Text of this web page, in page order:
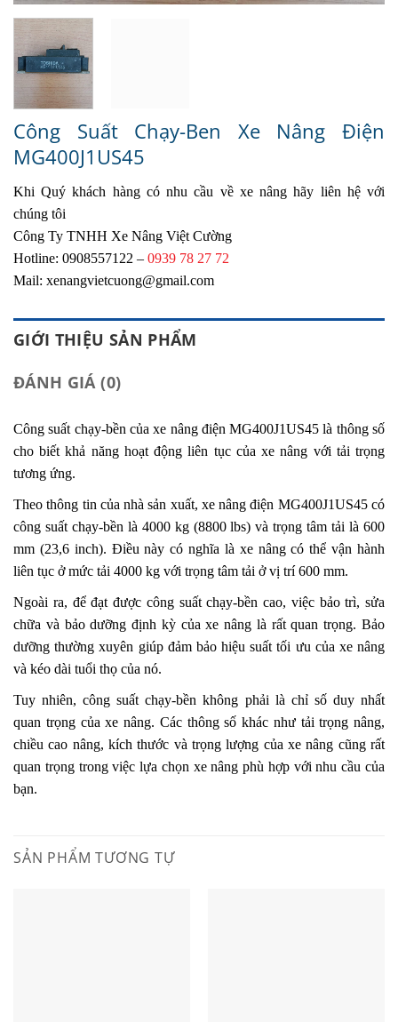
Công Suất Chạy-Ben Xe Nâng Điện
MG400J1US45
Khi Quý khách hàng có nhu cầu về xe nâng hãy liên hệ với
chúng tôi
Công Ty TNHH Xe Nâng Việt Cường
Hotline: 0908557122 – 0939 78 27 72
Mail: xenangvietcuong@gmail.com
GIỚI THIỆU SẢN PHẨM
ĐÁNH GIÁ (0)
Công suất chạy-bền của xe nâng điện MG400J1US45 là thông số
cho biết khả năng hoạt động liên tục của xe nâng với tải trọng
tương ứng.
Theo thông tin của nhà sản xuất, xe nâng điện MG400J1US45 có
công suất chạy-bền là 4000 kg (8800 lbs) và trọng tâm tải là 600
mm (23,6 inch). Điều này có nghĩa là xe nâng có thể vận hành
liên tục ở mức tải 4000 kg với trọng tâm tải ở vị trí 600 mm.
Ngoài ra, để đạt được công suất chạy-bền cao, việc bảo trì, sửa
chữa và bảo dưỡng định kỳ của xe nâng là rất quan trọng. Bảo
dưỡng thường xuyên giúp đảm bảo hiệu suất tối ưu của xe nâng
và kéo dài tuổi thọ của nó.
Tuy nhiên, công suất chạy-bền không phải là chỉ số duy nhất
quan trọng của xe nâng. Các thông số khác như tải trọng nâng,
chiều cao nâng, kích thước và trọng lượng của xe nâng cũng rất
quan trọng trong việc lựa chọn xe nâng phù hợp với nhu cầu của
bạn.
SẢN PHẨM TƯƠNG TỰ